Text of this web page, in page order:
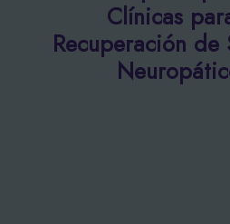
Clínicas
Recuperación de